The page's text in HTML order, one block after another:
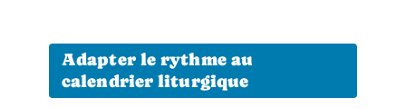
Adapter le rythme au
calendrier liturgique